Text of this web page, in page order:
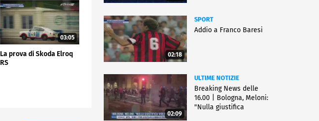
03:05
La prova di Skoda Elroq
RS
02:18
SPORT
Addio a Franco Baresi
02:09
ULTIME NOTIZIE
Breaking News delle
16.00 | Bologna, Meloni:
"Nulla giustifica